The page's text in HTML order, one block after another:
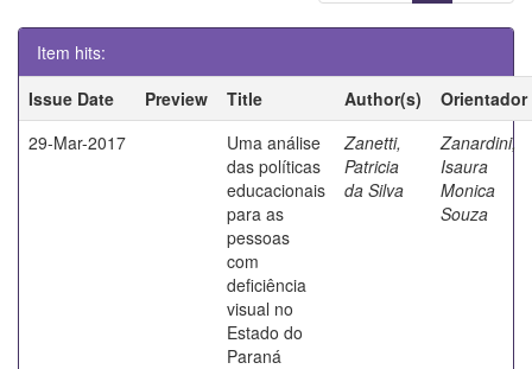
Item hits:
Issue Date
Preview Title Author(s)
Orientador
29-Mar-2017
Uma análise
das políticas
educacionais
para as
pessoas
com
deficiência
visual no
Estado do
Paraná
Zanetti,
Patricia
da Silva
Zanardini,
Isaura
Monica
Souza